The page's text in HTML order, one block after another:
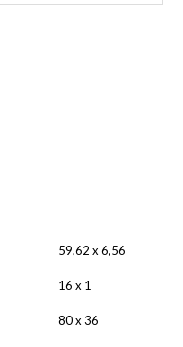
59,62 x 6,56
16 x 1
80 x 36